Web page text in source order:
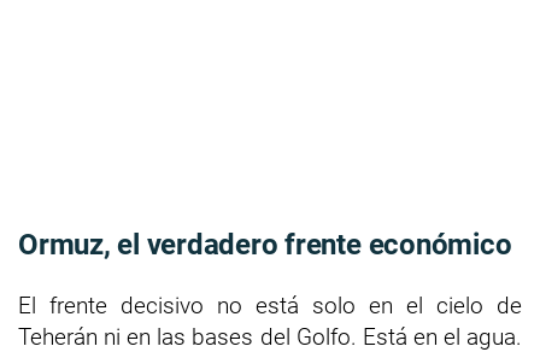
Ormuz, el verdadero frente económico
El frente decisivo no está solo en el cielo de
Teherán ni en las bases del Golfo. Está en el agua.